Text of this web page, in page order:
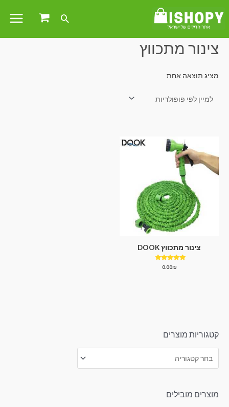
קטגוריות מוצרים
מוצרים מובילים
עמוד הבית/ מוצרים המתויגים “צינור מתכווץ”
צינור מתכווץ
מציג תוצאה אחת
צינור מתכווץ DOOK
דורג
0.00₪